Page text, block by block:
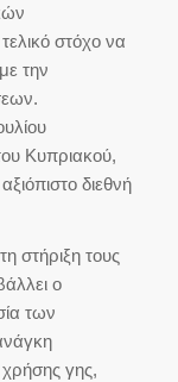
στόχο να
την
Κυπριακού,
διεθνή
στήριξη τους
ο
των
γης,